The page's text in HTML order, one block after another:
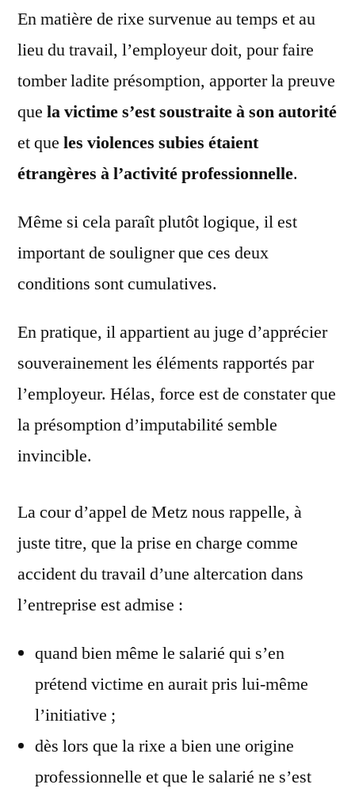
En matière de rixe survenue au temps et au
lieu du travail, l’employeur doit, pour faire
tomber ladite présomption, apporter la preuve
que la victime s’est soustraite à son autorité
et que les violences subies étaient
étrangères à l’activité professionnelle.
Même si cela paraît plutôt logique, il est
important de souligner que ces deux
conditions sont cumulatives.
En pratique, il appartient au juge d’apprécier
souverainement les éléments rapportés par
l’employeur. Hélas, force est de constater que
la présomption d’imputabilité semble
invincible.
La cour d’appel de Metz nous rappelle, à
juste titre, que la prise en charge comme
accident du travail d’une altercation dans
l’entreprise est admise :
quand bien même le salarié qui s’en
prétend victime en aurait pris lui-même
l’initiative ;
dès lors que la rixe a bien une origine
professionnelle et que le salarié ne s’est